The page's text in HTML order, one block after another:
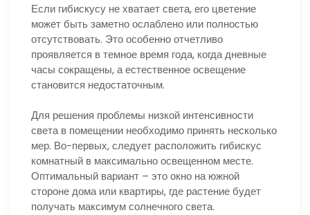
Если гибискусу не хватает света, его цветение
может быть заметно ослаблено или полностью
отсутствовать. Это особенно отчетливо
проявляется в темное время года, когда дневные
часы сокращены, а естественное освещение
становится недостаточным.
Для решения проблемы низкой интенсивности
света в помещении необходимо принять несколько
мер. Во-первых, следует расположить гибискус
комнатный в максимально освещенном месте.
Оптимальный вариант – это окно на южной
стороне дома или квартиры, где растение будет
получать максимум солнечного света.